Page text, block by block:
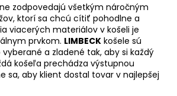
zodpovedajú všetkým náročným
ktorí sa chcú cítiť pohodlne a
viacerých materiálov v košeli je
prvkom. LIMBECK košele sú
a zladené tak, aby si každý
košeľa prechádza výstupnou
sa, aby klient dostal tovar v najlepšej